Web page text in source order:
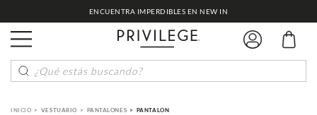
ENCUENTRA IMPERDIBLES EN NEW IN
¿Qué estás buscando?
VESTUARIO PANTALONES PANTALON